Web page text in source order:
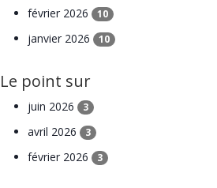
février 2026 10
janvier 2026 10
Le point sur
juin 2026 3
avril 2026 3
février 2026 3